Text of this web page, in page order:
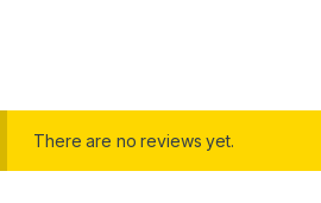
There are no reviews yet.